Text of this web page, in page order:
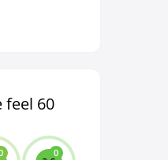
feel 60
0